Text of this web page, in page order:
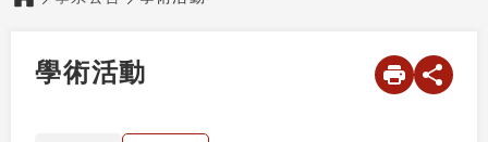
學術活動